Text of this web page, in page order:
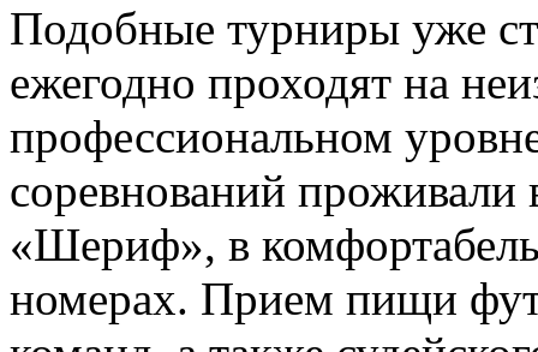
Подобные турниры уже
ежегодно проходят на
профессиональном
соревнований проживали
«Шериф», в
номерах. Прием пищи